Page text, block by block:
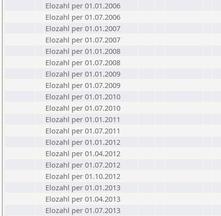
Elozahl per 01.01.2006
Elozahl per 01.07.2006
Elozahl per 01.01.2007
Elozahl per 01.07.2007
Elozahl per 01.01.2008
Elozahl per 01.07.2008
Elozahl per 01.01.2009
Elozahl per 01.07.2009
Elozahl per 01.01.2010
Elozahl per 01.07.2010
Elozahl per 01.01.2011
Elozahl per 01.07.2011
Elozahl per 01.01.2012
Elozahl per 01.04.2012
Elozahl per 01.07.2012
Elozahl per 01.10.2012
Elozahl per 01.01.2013
Elozahl per 01.04.2013
Elozahl per 01.07.2013